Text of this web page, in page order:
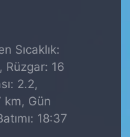
Sıcaklık:
Rüzgar: 16
2.2,
km, Gün
18:37